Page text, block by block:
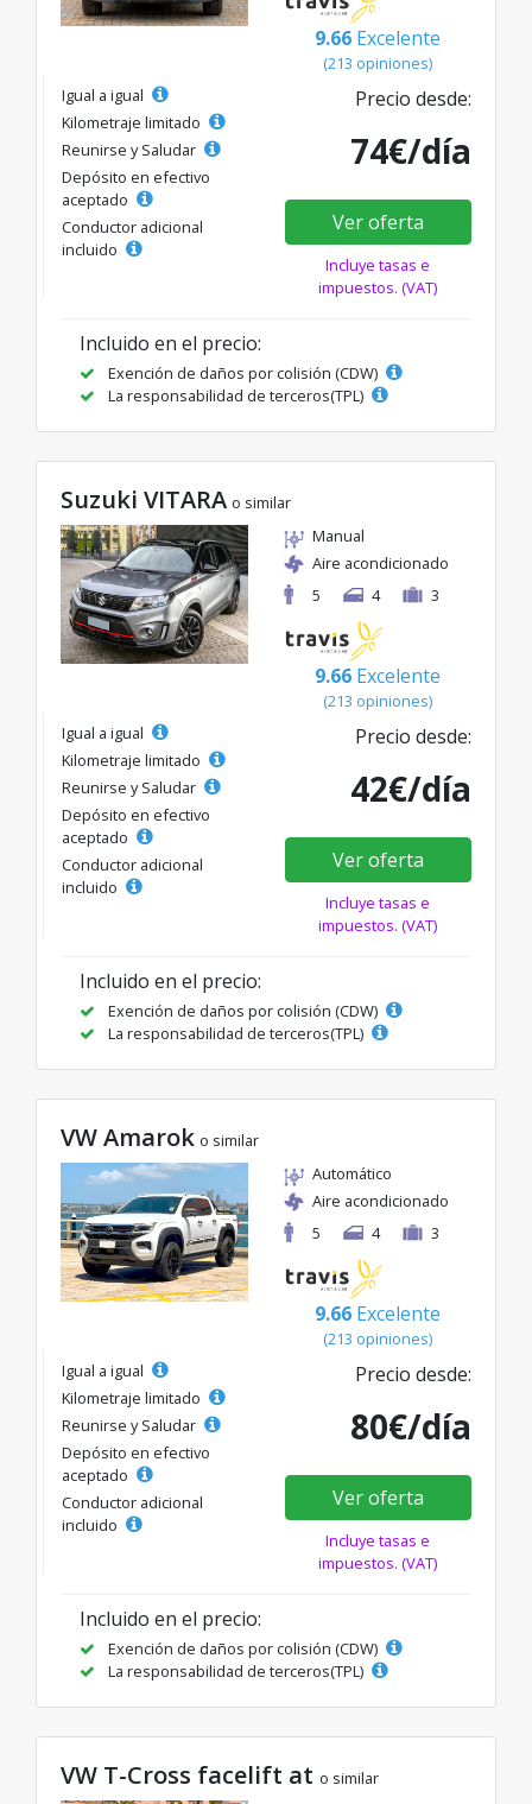
9.66 Excelente
(213 opiniones)
Igual a igual
Kilometraje limitado
Reunirse y Saludar
Depósito en efectivo
aceptado
Conductor adicional
incluido
Precio desde:
74€/día
Ver oferta
Incluye tasas e
impuestos. (VAT)
Incluido en el precio:
Exención de daños por colisión (CDW)
La responsabilidad de terceros(TPL)
Suzuki VITARA o similar
Manual
Aire acondicionado
5
4 3
9.66 Excelente
(213 opiniones)
Igual a igual
Kilometraje limitado
Reunirse y Saludar
Depósito en efectivo
aceptado
Conductor adicional
incluido
Precio desde:
42€/día
Ver oferta
Incluye tasas e
impuestos. (VAT)
Incluido en el precio:
Exención de daños por colisión (CDW)
La responsabilidad de terceros(TPL)
VW Amarok o similar
Automático
Aire acondicionado
5
4 3
9.66 Excelente
(213 opiniones)
Igual a igual
Kilometraje limitado
Reunirse y Saludar
Depósito en efectivo
aceptado
Conductor adicional
incluido
Precio desde:
80€/día
Ver oferta
Incluye tasas e
impuestos. (VAT)
Incluido en el precio:
Exención de daños por colisión (CDW)
La responsabilidad de terceros(TPL)
VW T-Cross facelift at o similar